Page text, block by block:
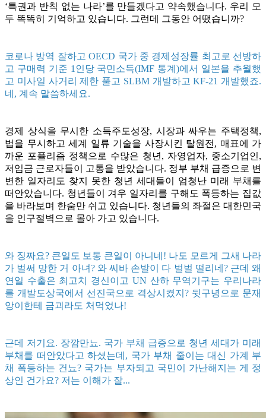
‘특권과 반칙 없는 나라’를 만들겠다고 약속했습니다. 우리 모
두 똑똑히 기억하고 있습니다. 그런데 그동안 어땠습니까?
코로나 방역 잘하고 OECD 국가 중 경제성장률 최고로 선방하
고 구매력 기준 1인당 국민소득(IMF 통계)에서 일본을 추월했
고 미사일 사거리 제한 풀고 SLBM 개발하고 KF-21 개발했죠.
네, 계속 말씀하세요.
경제 상식을 무시한 소득주도성장, 시장과 싸우는 주택정책,
법을 무시하고 세계 일류 기술을 사장시킨 탈원전, 매표에 가
까운 포퓰리즘 정책으로 수많은 청년, 자영업자, 중소기업인,
저임금 근로자들이 고통을 받았습니다. 정부 부채 급증으로 변
변한 일자리도 찾지 못한 청년 세대들이 엄청난 미래 부채를
떠안았습니다. 청년들이 겨우 일자리를 구해도 폭등하는 집값
을 바라보며 한숨만 쉬고 있습니다. 청년들의 좌절은 대한민국
을 인구절벽으로 몰아 가고 있습니다.
와 징짜요? 큰일도 보통 큰일이 아니네! 나도 모르게 그새 나라
가 벌써 망한 거 아녀? 와 씨바 손발이 다 벌벌 떨리네? 근데 왜
연일 수출은 최고치 경신이고 UN 산하 무역기구는 우리나라
를 개발도상국에서 선진국으로 격상시켰지? 뒷구녕으로 문재
앙이한테 금괴라도 처먹었나!
근데 저기요. 장깜만뇨. 국가 부채 급증으로 청년 세대가 미래
부채를 떠안았다고 하셨는데, 국가 부채 줄이는 대신 가계 부
채 폭등하는 건뇨? 국가는 부자되고 국민이 가난해지는 게 정
상인 건가요? 저는 이해가 잘...